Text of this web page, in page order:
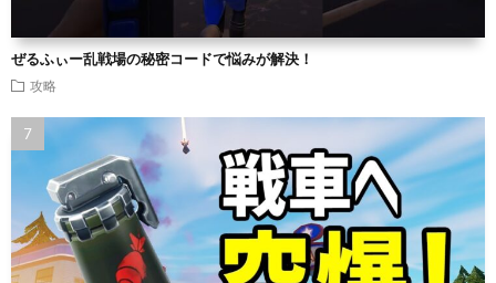
ぜるふぃー乱戦場の秘密コードで悩みが解決！
攻略